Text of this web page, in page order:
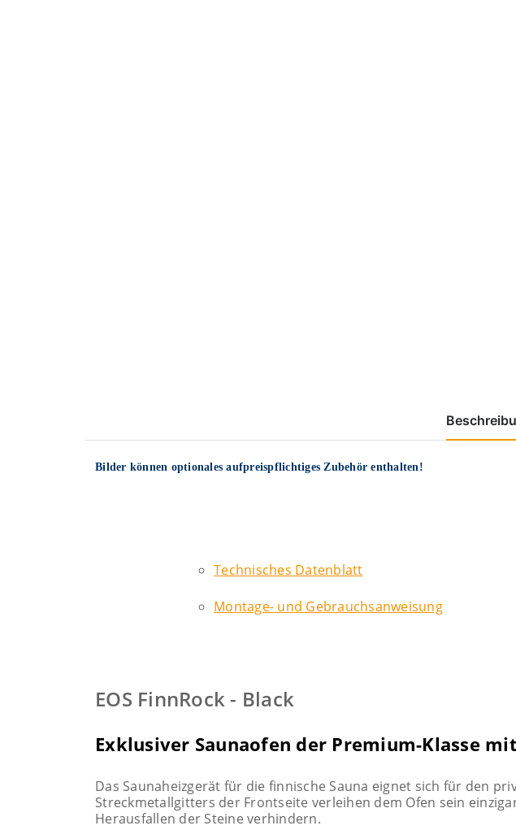
Bilder können optionales aufpreispflichtiges Zubehör enthalten!
Technisches Datenblatt
Montage- und Gebrauchsanweisung
EOS FinnRock - Black
Exklusiver Saunaofen der Premium-Klasse
Das Saunaheizgerät für die finnische Sauna eignet sich für den
Streckmetallgitters der Frontseite verleihen dem Ofen sein
Herausfallen der Steine verhindern.